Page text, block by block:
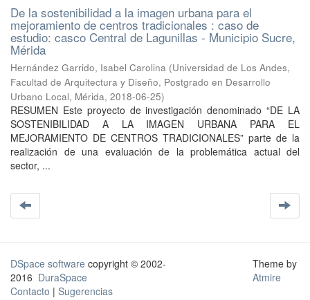
De la sostenibilidad a la imagen urbana para el
mejoramiento de centros tradicionales : caso de
estudio: casco Central de Lagunillas - Municipio Sucre,
Mérida
Hernández Garrido, Isabel Carolina (Universidad de Los Andes,
Facultad de Arquitectura y Diseño, Postgrado en Desarrollo
Urbano Local, Mérida, 2018-06-25)
RESUMEN Este proyecto de investigación denominado “DE LA
SOSTENIBILIDAD A LA IMAGEN URBANA PARA EL
MEJORAMIENTO DE CENTROS TRADICIONALES” parte de la
realización de una evaluación de la problemática actual del
sector, ...
DSpace software copyright © 2002-
2016 DuraSpace
Contacto | Sugerencias
Theme by
Atmire